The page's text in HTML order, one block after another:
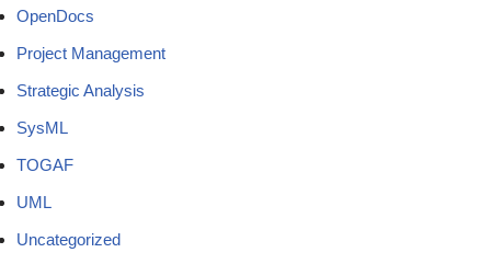
OpenDocs
Project Management
Strategic Analysis
SysML
TOGAF
UML
Uncategorized